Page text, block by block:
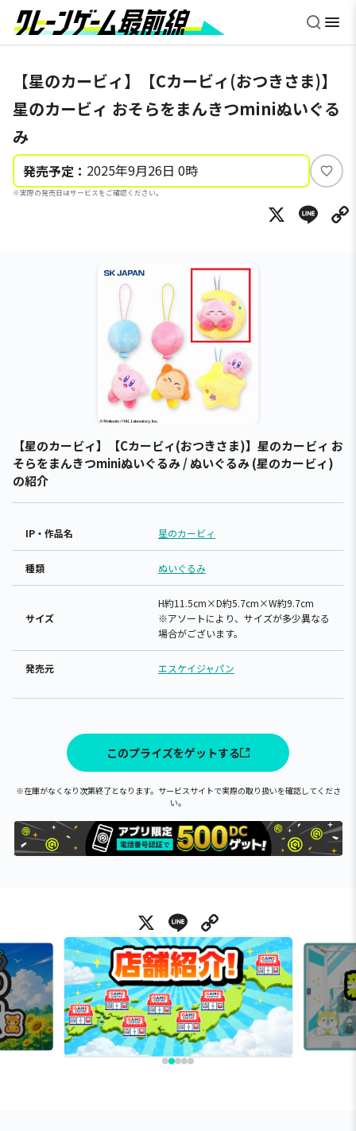
【星のカービィ】【Cカービィ(おつきさま)】
星のカービィ おそらをまんきつminiぬいぐる
み
発売予定： 2025年9月26日 0時
※実際の発売日はサービスをご確認ください。
い
ね
X
【星のカービィ】【Cカービィ(おつきさま)】星のカービィ お
そらをまんきつminiぬいぐるみ / ぬいぐるみ (星のカービィ)
の紹介
IP・作品名 星のカービィ
種類 ぬいぐるみ
サイズ
H約11.5cm×D約5.7cm×W約9.7cm
※アソートにより、サイズが多少異なる
場合がございます。
発売元 エスケイジャパン
このプライズをゲットする
※在庫がなくなり次第終了となります。サービスサイトで実際の取り扱いを確認してくださ
い。
X Line